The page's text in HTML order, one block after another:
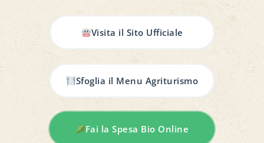
Visita il Sito Ufficiale
Sfoglia il Menu Agriturismo
Fai la Spesa Bio Online